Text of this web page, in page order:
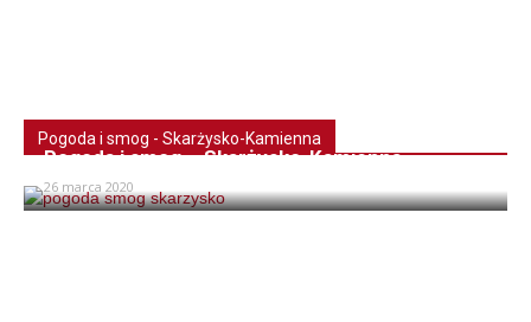
Pogoda i smog - Skarżysko-Kamienna
Pogoda i smog – Skarżysko-Kamienna
26 marca 2020